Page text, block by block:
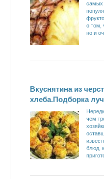
самых
о том,
но и
Вкуснятина из
хлеба.Подборка
чем
блюд,